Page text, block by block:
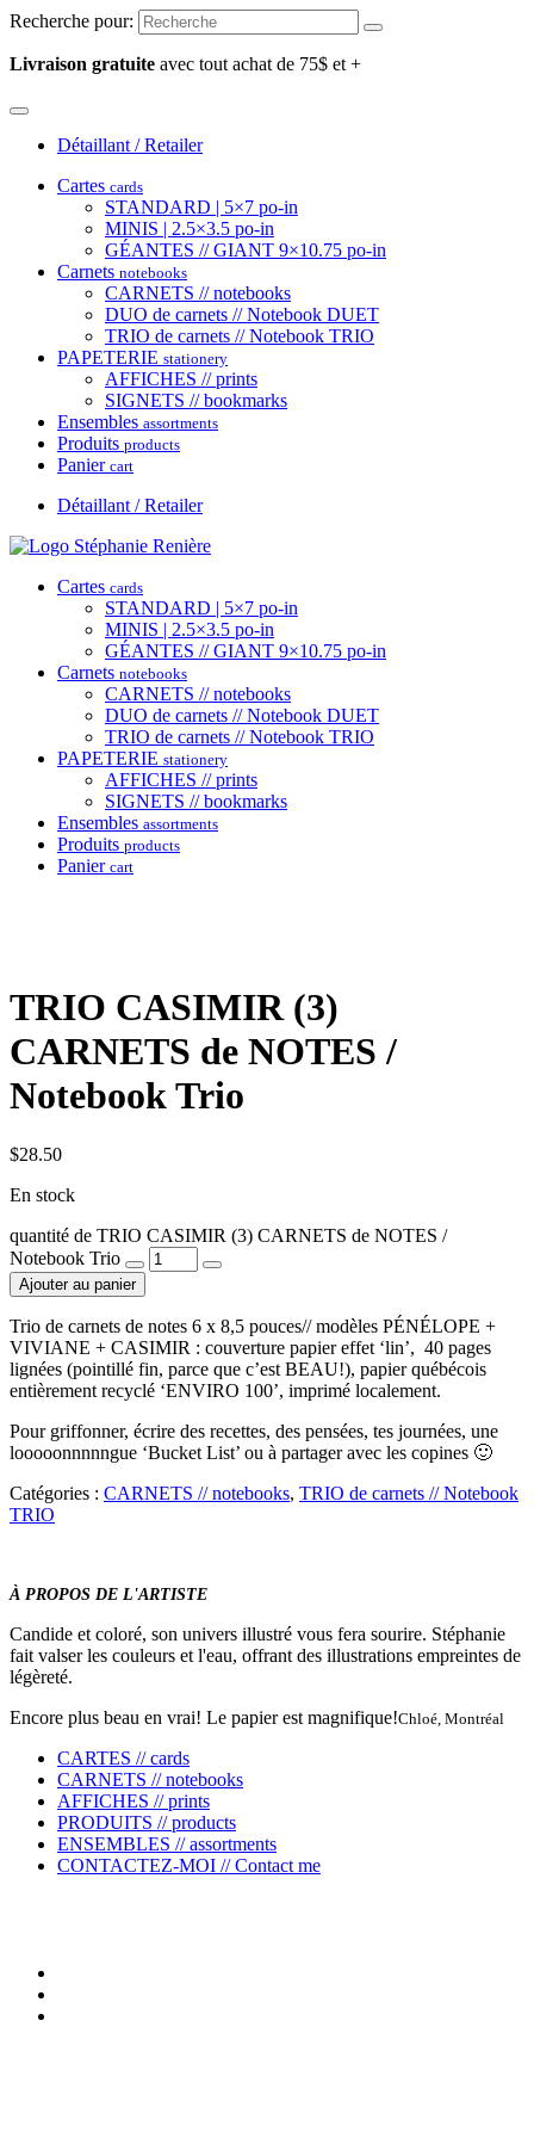
Recherche pour:
Livraison gratuite avec tout achat de 75$ et +
Détaillant / Retailer
Cartes cards
STANDARD | 5×7 po-in
MINIS | 2.5×3.5 po-in
GÉANTES // GIANT 9×10.75 po-in
Carnets notebooks
CARNETS // notebooks
DUO de carnets // Notebook DUET
TRIO de carnets // Notebook TRIO
PAPETERIE stationery
AFFICHES // prints
SIGNETS // bookmarks
Ensembles assortments
Produits products
Panier cart
Détaillant / Retailer
Cartes cards
STANDARD | 5×7 po-in
MINIS | 2.5×3.5 po-in
GÉANTES // GIANT 9×10.75 po-in
Carnets notebooks
CARNETS // notebooks
DUO de carnets // Notebook DUET
TRIO de carnets // Notebook TRIO
PAPETERIE stationery
AFFICHES // prints
SIGNETS // bookmarks
Ensembles assortments
Produits products
Panier cart
TRIO CASIMIR (3)
CARNETS de NOTES /
Notebook Trio
$28.50
En stock
quantité de TRIO CASIMIR (3) CARNETS de NOTES /
Notebook Trio
Ajouter au panier
Trio de carnets de notes 6 x 8,5 pouces// modèles PÉNÉLOPE +
VIVIANE + CASIMIR : couverture papier effet ‘lin’, 40 pages
lignées (pointillé fin, parce que c’est BEAU!), papier québécois
entièrement recyclé ‘ENVIRO 100’, imprimé localement.
Pour griffonner, écrire des recettes, des pensées, tes journées, une
looooonnnnngue ‘Bucket List’ ou à partager avec les copines 🙂
Catégories : CARNETS // notebooks, TRIO de carnets // Notebook
TRIO
À PROPOS DE L'ARTISTE
Candide et coloré, son univers illustré vous fera sourire. Stéphanie
fait valser les couleurs et l'eau, offrant des illustrations empreintes de
légèreté.
Encore plus beau en vrai! Le papier est magnifique!Chloé, Montréal
CARTES // cards
CARNETS // notebooks
AFFICHES // prints
PRODUITS // products
ENSEMBLES // assortments
CONTACTEZ-MOI // Contact me